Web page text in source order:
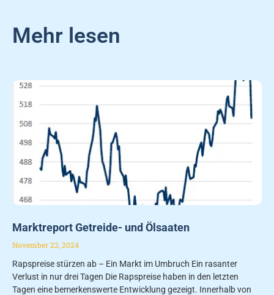
Mehr lesen
Marktreport Getreide- und Ölsaaten
November 22, 2024
Rapspreise stürzen ab – Ein Markt im Umbruch Ein rasanter
Verlust in nur drei Tagen Die Rapspreise haben in den letzten
Tagen eine bemerkenswerte Entwicklung gezeigt. Innerhalb von